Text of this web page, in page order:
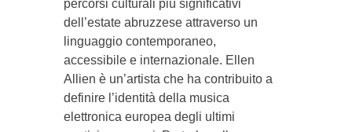
percorsi culturali più significativi
dell’estate abruzzese attraverso un
linguaggio contemporaneo,
accessibile e internazionale. Ellen
Allien è un’artista che ha contribuito a
definire l’identità della musica
elettronica europea degli ultimi